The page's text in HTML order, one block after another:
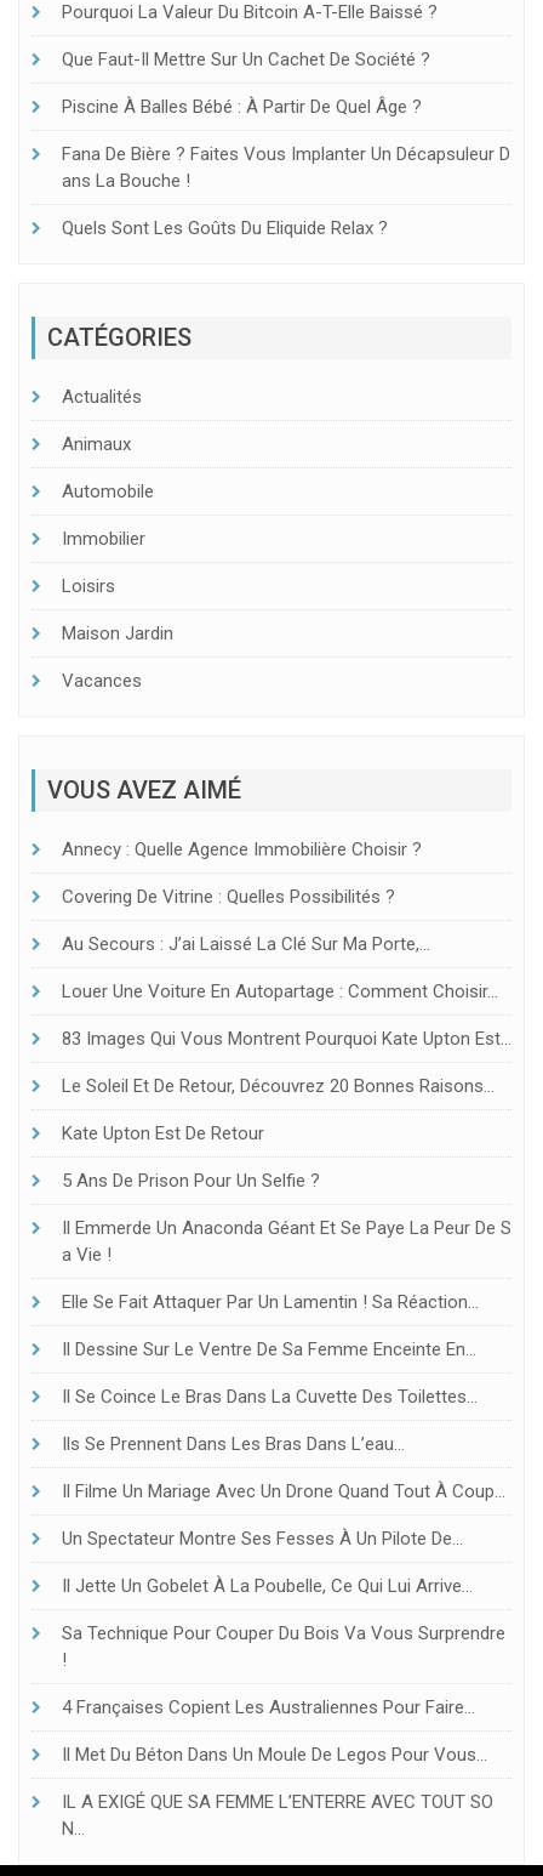
Pourquoi La Valeur Du Bitcoin A-T-Elle Baissé ?
Que Faut-Il Mettre Sur Un Cachet De Société ?
Piscine À Balles Bébé : À Partir De Quel Âge ?
Fana De Bière ? Faites Vous Implanter Un Décapsuleur D
Ans La Bouche !
Quels Sont Les Goûts Du Eliquide Relax ?
CATÉGORIES
Actualités
Animaux
Automobile
Immobilier
Loisirs
Maison Jardin
Vacances
VOUS AVEZ AIMÉ
Annecy : Quelle Agence Immobilière Choisir ?
Covering De Vitrine : Quelles Possibilités ?
Au Secours : J’ai Laissé La Clé Sur Ma Porte,…
Louer Une Voiture En Autopartage : Comment Choisir…
83 Images Qui Vous Montrent Pourquoi Kate Upton Est…
Le Soleil Et De Retour, Découvrez 20 Bonnes Raisons…
Kate Upton Est De Retour
5 Ans De Prison Pour Un Selfie ?
Il Emmerde Un Anaconda Géant Et Se Paye La Peur De S
A Vie !
Elle Se Fait Attaquer Par Un Lamentin ! Sa Réaction…
Il Dessine Sur Le Ventre De Sa Femme Enceinte En…
Il Se Coince Le Bras Dans La Cuvette Des Toilettes…
Ils Se Prennent Dans Les Bras Dans L’eau…
Il Filme Un Mariage Avec Un Drone Quand Tout À Coup…
Un Spectateur Montre Ses Fesses À Un Pilote De…
Il Jette Un Gobelet À La Poubelle, Ce Qui Lui Arrive…
Sa Technique Pour Couper Du Bois Va Vous Surprendre
!
4 Françaises Copient Les Australiennes Pour Faire…
Il Met Du Béton Dans Un Moule De Legos Pour Vous…
IL A EXIGÉ QUE SA FEMME L’ENTERRE AVEC TOUT SO
N…